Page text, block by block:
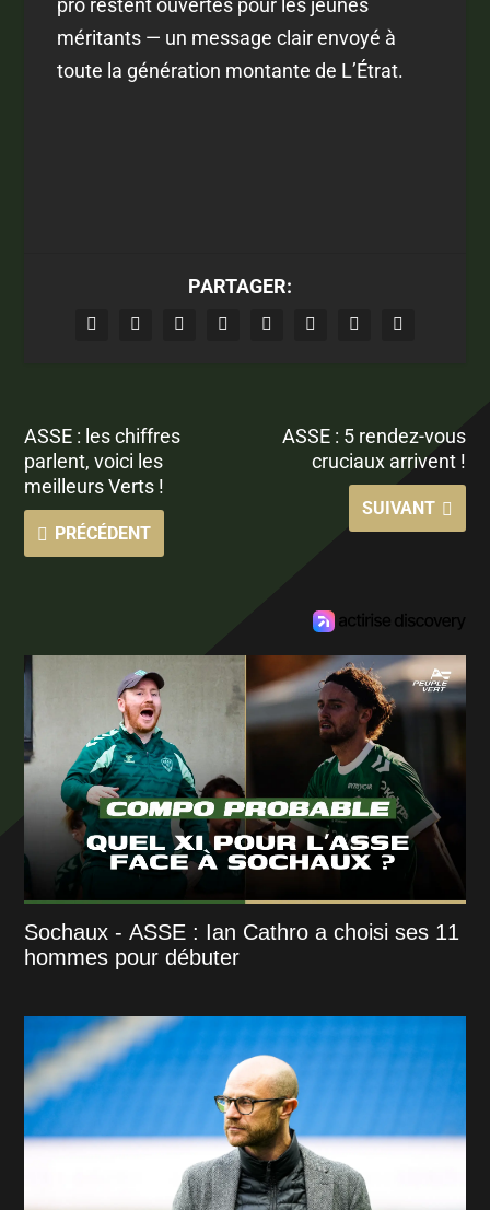
pro restent ouvertes pour les jeunes
méritants — un message clair envoyé à
toute la génération montante de L’Étrat.
PARTAGER:
ASSE : les chiffres
parlent, voici les
meilleurs Verts !
PRÉCÉDENT
ASSE : 5 rendez-vous
cruciaux arrivent !
SUIVANT
Sochaux - ASSE : Ian Cathro a choisi ses 11
hommes pour débuter